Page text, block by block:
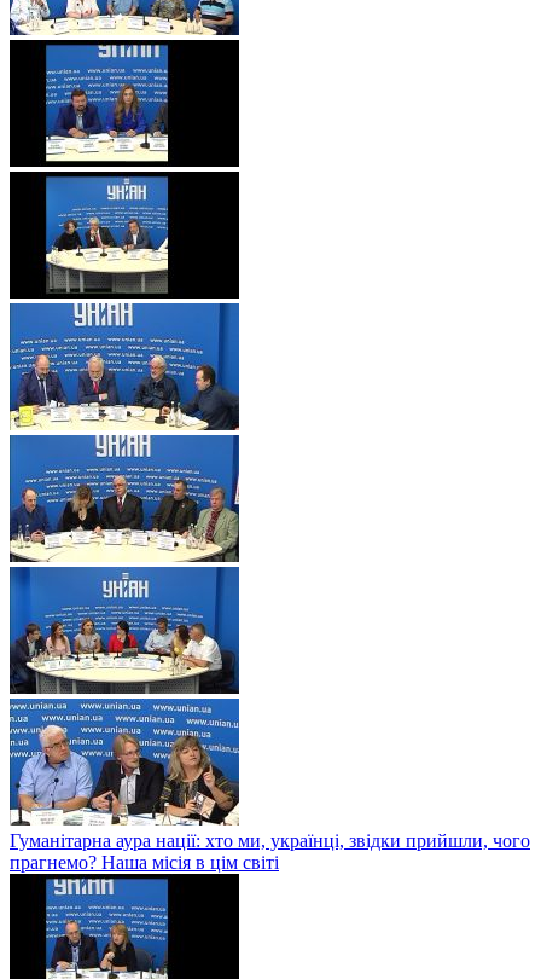
Гуманітарна аура нації: хто ми, українці, звідки прийшли, чого
прагнемо? Наша місія в цім світі